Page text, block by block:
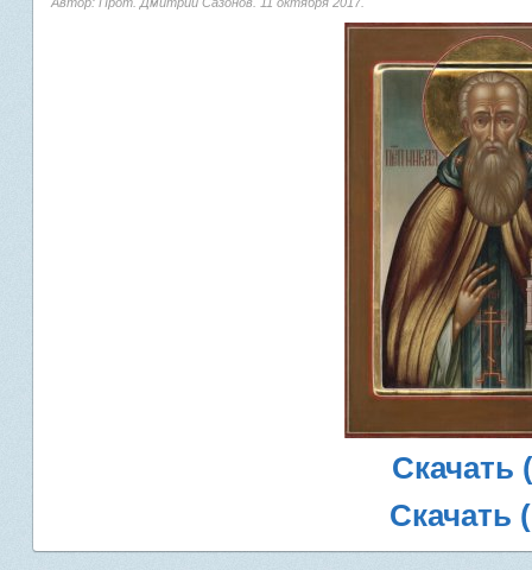
Скачать
Скачать